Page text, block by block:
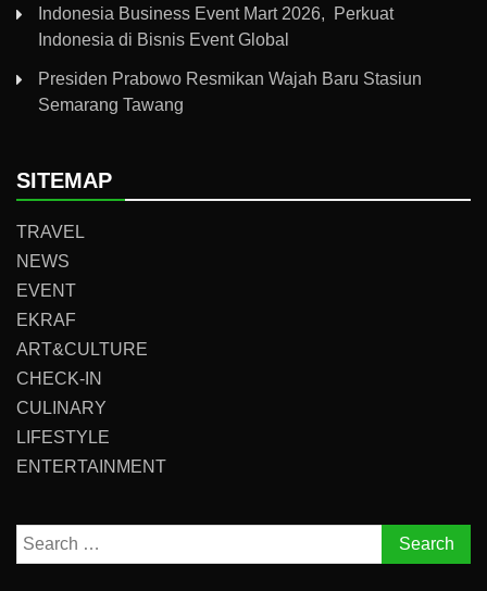
Indonesia Business Event Mart 2026, Perkuat
Indonesia di Bisnis Event Global
Presiden Prabowo Resmikan Wajah Baru Stasiun
Semarang Tawang
SITEMAP
TRAVEL
NEWS
EVENT
EKRAF
ART&CULTURE
CHECK-IN
CULINARY
LIFESTYLE
ENTERTAINMENT
Search
for: